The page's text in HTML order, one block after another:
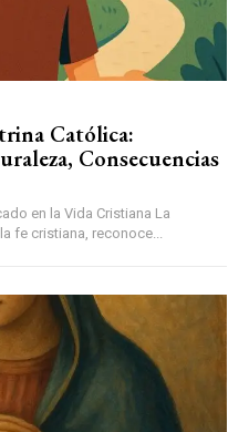
Católica:
Consecuencias
en la Vida Cristiana La
fe cristiana, reconoce...